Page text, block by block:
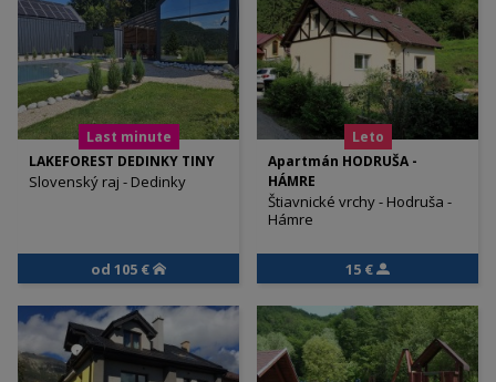
LAKEFOREST DEDINKY TINY
Slovenský raj - Dedinky
Last minute
od 105 €
Apartmán HODRUŠA -
HÁMRE
Štiavnické vrchy - Hodruša -
Hámre
Leto
15 €